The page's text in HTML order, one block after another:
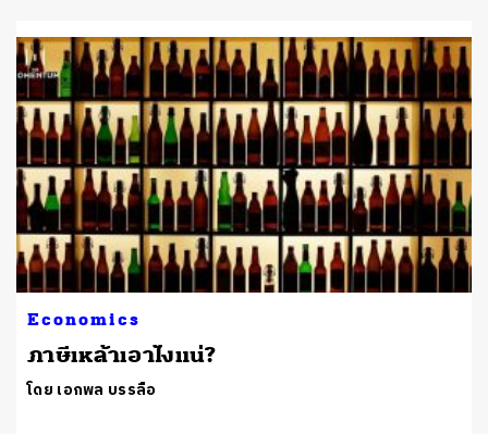
Economics
ภาษีเหล้าเอาไงแน่?
โดย เอกพล บรรลือ